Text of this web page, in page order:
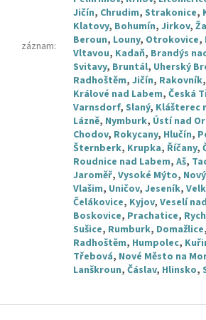
záznam:
Jičín, Chrudim, Strakonice,
Klatovy, Bohumín, Jirkov,
Beroun, Louny, Otrokovice,
Vltavou, Kadaň, Brandýs
Svitavy, Bruntál, Uherský
Radhoštěm, Jičín, Rakovník,
Králové nad Labem, Česká
Varnsdorf, Slaný, Klášterec
Lázně, Nymburk, Ústí nad
Chodov, Rokycany, Hlučín,
Šternberk, Krupka, Říčany,
Roudnice nad Labem, Aš,
Jaroměř, Vysoké Mýto,
Vlašim, Uničov, Jeseník,
Čelákovice, Kyjov, Veselí
Boskovice, Prachatice,
Sušice, Rumburk, Domažlice,
Radhoštěm, Humpolec,
Třebová, Nové Město na
Lanškroun, Čáslav, Hlinsko,